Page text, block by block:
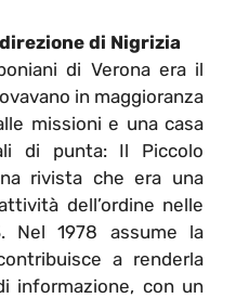
di Nigrizia
di Verona era il
in maggioranza
missioni e una casa
di punta: Il Piccolo
rivista che era una
dell’ordine nelle
Nel 1978 assume la
a renderla
informazione, con un